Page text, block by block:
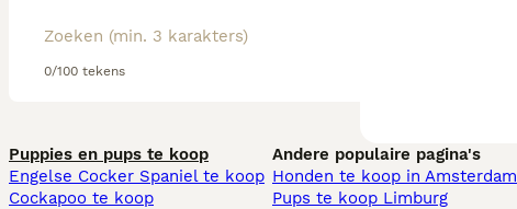
0/100 tekens
Puppies en pups te koop
Engelse Cocker Spaniel te koop
Cockapoo te koop
Andere populaire pagina's
Honden te koop in Amsterdam
Pups te koop Limburg​